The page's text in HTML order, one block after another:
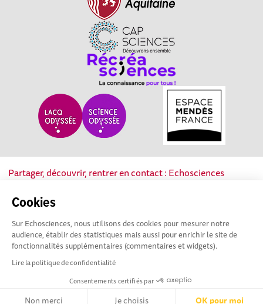
Cookies
Sur Echosciences, nous utilisons des cookies pour mesurer notre
audience, établir des statistiques mais aussi pour enrichir le site de
fonctionnalités supplémentaires (commentaires et widgets).
Lire la politique de confidentialité
Consentements certifiés par
Non merci Je choisis OK pour moi
Partager, découvrir, rentrer en contact : Echosciences
culture scientifique, technique et industrielle de la région.
Mentions légales|Politique de confidentialité|CGU
|Ligne éditoriale